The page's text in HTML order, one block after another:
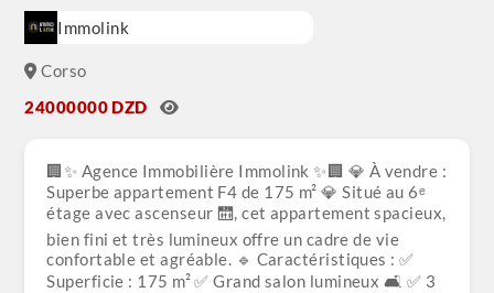
Immolink
Corso
24000000 DZD
🏢✨ Agence Immobilière Immolink ✨🏢 💎 À vendre :
Superbe appartement F4 de 175 m² 💎 Situé au 6ᵉ
étage avec ascenseur 🛗, cet appartement spacieux,
bien fini et très lumineux offre un cadre de vie
confortable et agréable. 🔹 Caractéristiques : ✅
Superficie : 175 m² ✅ Grand salon lumineux 🛋️ ✅ 3